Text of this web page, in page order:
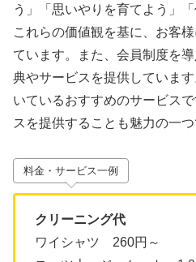
う」「思いやりを育てよう」
これらの価値観を基に、お客
ています。また、会員制度を
典やサービスを提供していま
いているおすすめのサービス
スを提供することも魅力の一つ
料金・サービス一例
クリーニング代
ワイシャツ 260円～